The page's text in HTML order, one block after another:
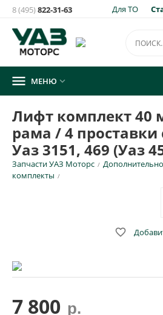
Для ТО
8 (495)822-31-63
 МЕНЮ 
Лифт комплект 40
рама / 4 проставки
Уаз 3151, 469 (Уаз
Запчасти УАЗ Моторс /
комплекты /

7 800 р.